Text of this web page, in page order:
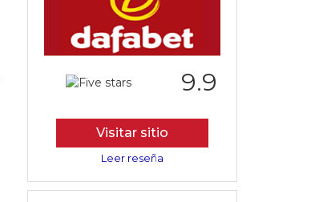
9.9
Visitar sitio
Leer reseña